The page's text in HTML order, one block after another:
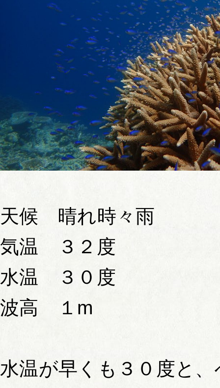
天候 晴れ時々雨
気温 ３２度
水温 ３０度
波高 １m
水温が早くも３０度と